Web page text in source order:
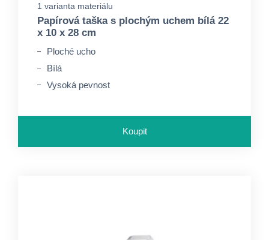
1 varianta materiálu
Papírová taška s plochým uchem bílá 22
x 10 x 28 cm
Ploché ucho
Bílá
Vysoká pevnost
Koupit